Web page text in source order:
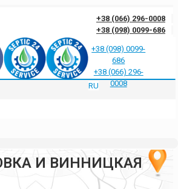
+38 (066) 296-0008
+38 (098) 0099-686
Ответы на частые вопросы Блог
Контакты
+38 (098) 0099-
686
+38 (066) 296-
0008
RU
КАНАЛИЗАЦИИ И
И ВИННИЦКАЯ